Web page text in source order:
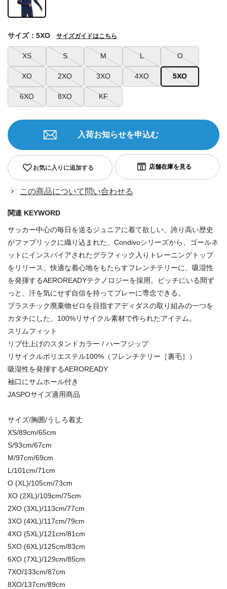
XS S M L O
XO 2XO 3XO 4XO 5XO
6XO 8XO KF
サイズ：5XO サイズガイドはこちら
お気に入りに追加する
入荷お知らせを申込む
この商品について問い合わせる
関連 KEYWORD
サッカー中心の毎日を送るジュニアに着て欲しい、誇り高い歴史
がファブリックに織り込まれた、Condivoシリーズから、ゴールネ
ットにインスパイアされたグラフィック入りトレーニングトップ
をリリース。快適な着心地をもたらすフレンチテリーに、吸湿性
を発揮するAEROREADYテクノロジーを採用。ピッチにいる間ず
っと、汗を気にせず自信を持ってプレーに専念できる。
プラスチック廃棄物ゼロを目指すアディダスの取り組みの一つを
カタチにした、100%リサイクル素材で作られたアイテム。
スリムフィット
リブ仕上げのスタンドカラー / ハーフジップ
リサイクルポリエステル100%（フレンチテリー［裏毛］）
吸湿性を発揮するAEROREADY
袖口にサムホール付き
JASPOサイズ適用商品
サイズ/胸囲/うしろ着丈
XS/89cm/65cm
S/93cm/67cm
M/97cm/69cm
L/101cm/71cm
O (XL)/105cm/73cm
XO (2XL)/109cm/75cm
2XO (3XL)/113cm/77cm
3XO (4XL)/117cm/79cm
4XO (5XL)/121cm/81cm
5XO (6XL)/125cm/83cm
6XO (7XL)/129cm/85cm
7XO/133cm/87cm
8XO/137cm/89cm